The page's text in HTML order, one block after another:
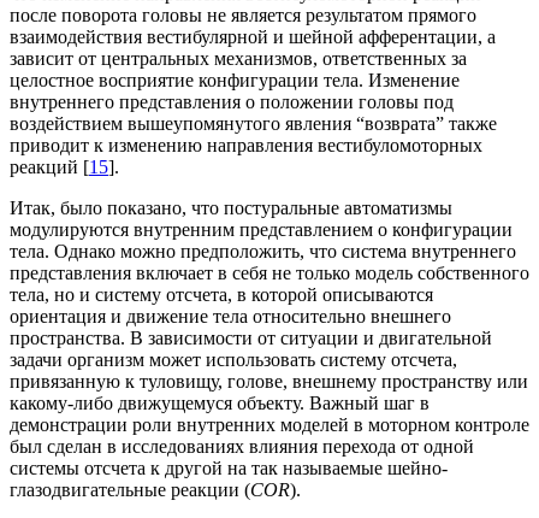
после поворота головы не является результатом прямого
взаимодействия вестибулярной и шейной афферентации, а
зависит от центральных механизмов, ответственных за
целостное восприятие конфигурации тела. Изменение
внутреннего представления о положении головы под
воздействием вышеупомянутого явления “возврата” также
приводит к изменению направления вестибуломоторных
реакций [15].
Итак, было показано, что постуральные автоматизмы
модулируются внутренним представлением о конфигурации
тела. Однако можно предположить, что система внутреннего
представления включает в себя не только модель собственного
тела, но и систему отсчета, в которой описываются
ориентация и движение тела относительно внешнего
пространства. В зависимости от ситуации и двигательной
задачи организм может использовать систему отсчета,
привязанную к туловищу, голове, внешнему пространству или
какому-либо движущемуся объекту. Важный шаг в
демонстрации роли внутренних моделей в моторном контроле
был сделан в исследованиях влияния перехода от одной
системы отсчета к другой на так называемые шейно-
глазодвигательные реакции (COR).